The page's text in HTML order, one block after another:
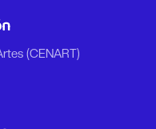
(CENART)